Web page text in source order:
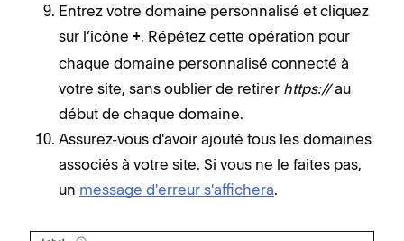
Entrez votre domaine personnalisé et cliquez
sur l’icône +. Répétez cette opération pour
chaque domaine personnalisé connecté à
votre site, sans oublier de retirer https://au
début de chaque domaine.
Assurez-vous d'avoir ajouté tous les domaines
associés à votre site. Si vous ne le faites pas,
un message d'erreur s'affichera.